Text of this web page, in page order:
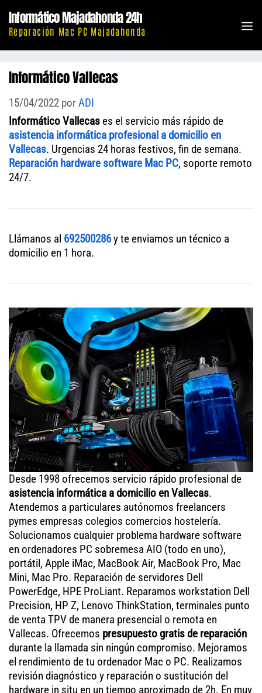
contenido
Informático Majadahonda 24h
Reparación Mac PC Majadahonda
Informático Vallecas
15/04/2022 porADI
Informático Vallecas es el servicio más rápido de
asistencia informática profesional a domicilio en
Vallecas. Urgencias 24 horas festivos, fin de semana.
Reparación hardware software Mac PC, soporte remoto
24/7.
Llámanos al 692500286y te enviamos un técnico a
domicilio en 1 hora.
Desde 1998 ofrecemos servicio rápido profesional de
asistencia informática a domicilio en Vallecas.
Atendemos a particulares autónomos freelancers
pymes empresas colegios comercios hostelería.
Solucionamos cualquier problema hardware software
en ordenadores PC sobremesa AIO (todo en uno),
portátil, Apple iMac, MacBook Air, MacBook Pro, Mac
Mini, Mac Pro. Reparación de servidores Dell
PowerEdge, HPE ProLiant. Reparamos workstation Dell
Precision, HP Z, Lenovo ThinkStation, terminales punto
de venta TPV de manera presencial o remota en
Vallecas. Ofrecemos presupuesto gratis de reparación
durante la llamada sin ningún compromiso. Mejoramos
el rendimiento de tu ordenador Mac o PC. Realizamos
revisión diagnóstico y reparación o sustitución del
hardware in situ en un tiempo aproximado de 2h. En muy